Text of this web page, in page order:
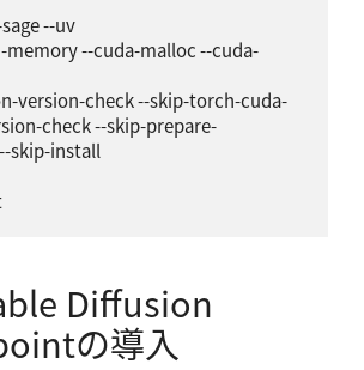
--uv
memory --cuda-malloc --cuda-
version-check --skip-torch-cuda-
check --skip-prepare-
skip-install
Diffusion
の導入